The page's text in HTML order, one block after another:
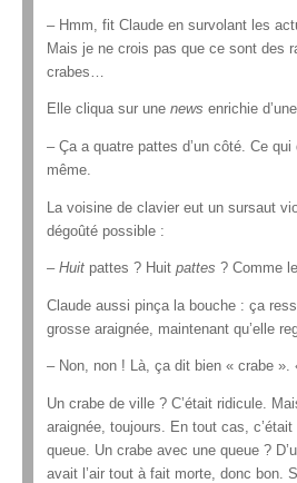
– Hmm, fit Claude en survolant les
Mais je ne crois pas que ce sont des
crabes…
Elle cliqua sur une news enrichie
– Ça a quatre pattes d’un côté. Ce
même.
La voisine de clavier eut un sursaut
dégoûté possible :
– Huit pattes ? Huit pattes ? Comme
Claude aussi pinça la bouche : ça
grosse araignée, maintenant qu’elle
– Non, non ! Là, ça dit bien « crabe ».
Un crabe de ville ? C’était ridicule.
araignée, toujours. En tout cas,
queue. Un crabe avec une queue ?
avait l’air tout à fait morte, donc bon.